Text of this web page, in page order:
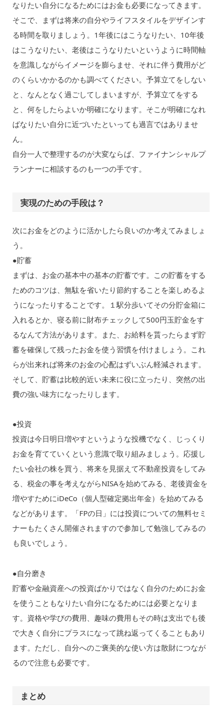
なりたい自分になるためにはお金も必要になってきます。
そこで、まずは将来の自分やライフスタイルをデザインす
る時間を取りましょう。1年後にはこうなりたい、10年後
はこうなりたい、老後はこうなりたいというように時間軸
を意識しながらイメージを膨らませ、それに伴う費用がど
のくらいかかるのかも調べてください。予算立てをしない
と、なんとなく過ごしてしまいますが、予算立てをする
と、何をしたらよいか明確になります。そこが明確になれ
ばなりたい自分に近づいたといっても過言ではありませ
ん。
自分一人で整理するのが大変ならば、ファイナンシャルプ
ランナーに相談するのも一つの手です。
実現のための手段は？
次にお金をどのように活かしたら良いのか考えてみましょ
う。
●貯蓄
まずは、お金の基本中の基本の貯蓄です。この貯蓄をする
ためのコツは、無駄を省いたり節約することを楽しめるよ
うになったりすることです。１駅分歩いてその分貯金箱に
入れるとか、寝る前に財布チェックして500円玉貯金をす
るなんて方法があります。また、お給料を貰ったらまず貯
蓄を確保して残ったお金を使う習慣を付けましょう。これ
らが出来れば将来のお金の心配はずいぶん軽減されます。
そして、貯蓄は比較的近い未来に役に立ったり、突然の出
費の強い味方になったりします。
●投資
投資は今日明日増やすというような投機でなく、じっくり
お金を育てていくという意識で取り組みましょう。応援し
たい会社の株を買う、将来を見据えて不動産投資をしてみ
る、税金の事を考えながらNISAを始めてみる、老後資金を
増やすためにiDeCo（個人型確定拠出年金）を始めてみる
などがあります。「FPの日」には投資についての無料セミ
ナーもたくさん開催されますので参加して勉強してみるの
も良いでしょう。
●自分磨き
貯蓄や金融資産への投資ばかりではなく自分のためにお金
を使うこともなりたい自分になるためには必要となりま
す。資格や学びの費用、趣味の費用もその時は支出でも後
で大きく自分にプラスになって跳ね返ってくることもあり
ます。ただし、自分へのご褒美的な使い方は散財につなが
るので注意も必要です。
まとめ